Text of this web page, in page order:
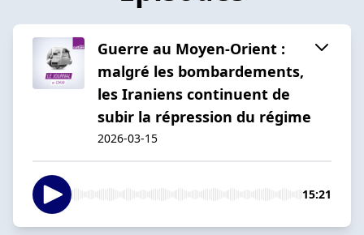
Guerre au Moyen-Orient :
malgré les bombardements,
les Iraniens continuent de
subir la répression du régime
2026-03-15
15:21